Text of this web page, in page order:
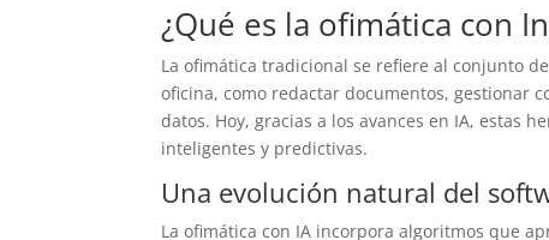
¿Qué es la ofimática con
La ofimática tradicional se refiere al conjunto
oficina, como redactar documentos, gestionar
datos. Hoy, gracias a los avances en IA, estas
inteligentes y predictivas.
Una evolución natural del
La ofimática con IA incorpora algoritmos que